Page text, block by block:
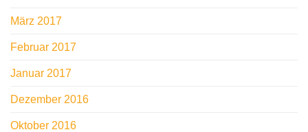
März 2017
Februar 2017
Januar 2017
Dezember 2016
Oktober 2016